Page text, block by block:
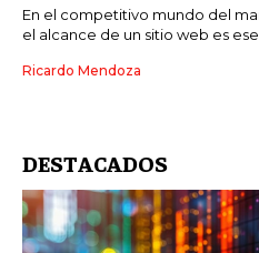
En el competitivo mundo del
el alcance de un sitio web es
Ricardo Mendoza
DESTACADOS